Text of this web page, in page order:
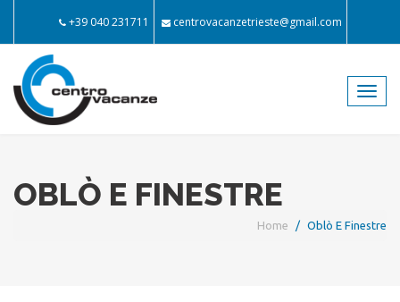
+39 040 231711 centrovacanzetrieste@gmail.com
OBLÒ E FINESTRE
Home Oblò E Finestre